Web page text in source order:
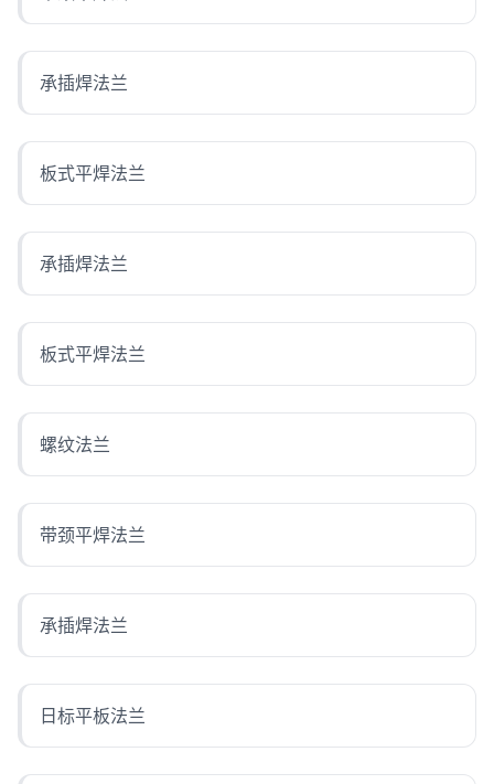
承插焊法兰
板式平焊法兰
承插焊法兰
板式平焊法兰
螺纹法兰
带颈平焊法兰
承插焊法兰
日标平板法兰